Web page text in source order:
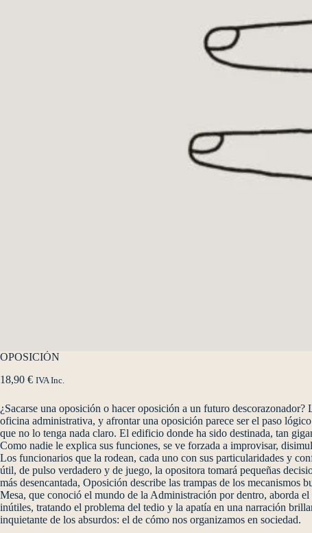
OPOSICIÓN
18,90 € IVA Inc.
¿Sacarse una oposición o hacer oposición a un futuro
oficina administrativa, y afrontar una oposición parece ser el paso
que no lo tenga nada claro. El edificio donde ha sido destinada, tan
Como nadie le explica sus funciones, se ve forzada a improvisar,
Los funcionarios que la rodean, cada uno con sus particularidades y
útil, de pulso verdadero y de juego, la opositora tomará pequeñas
más desencantada, Oposición describe las trampas de los
Mesa, que conoció el mundo de la Administración por dentro, aborda
inútiles, tratando el problema del tedio y la apatía en una narración
inquietante de los absurdos: el de cómo nos organizamos en sociedad.